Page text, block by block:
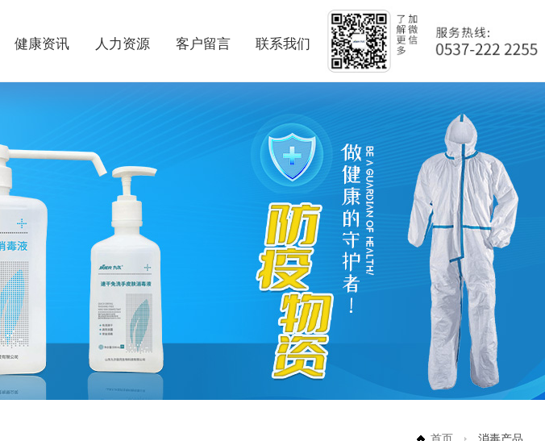
健康资讯 人力资源 客户留言 联系我们